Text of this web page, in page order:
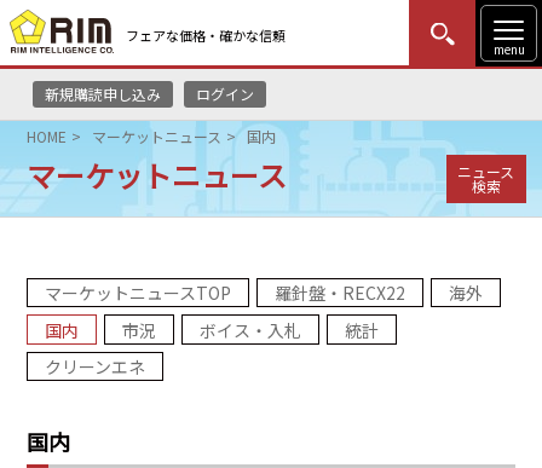
フェアな価格・確かな信頼
menu
新規購読申し込み ログイン
MENU
はじめての方
HOME
リムレポート
メソドロジー
HOME マーケットニュース 国内
マーケットニュース ニュース
検索
マーケットニュースTOP 羅針盤・RECX22
海外
国内
市況 ボイス・入札
統計
クリーンエネ
国内